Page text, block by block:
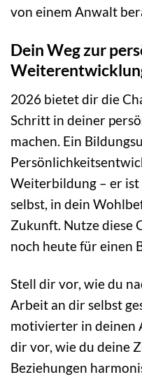
von einem Anwalt
Dein Weg zur
2026 bietet dir die
Schritt in deiner
machen. Ein
Weiterbildung – er
selbst, in dein
Zukunft. Nutze diese
noch heute für einen
Stell dir vor, wie du
Arbeit an dir selbst
motivierter in deinen
dir vor, wie du deine
Beziehungen